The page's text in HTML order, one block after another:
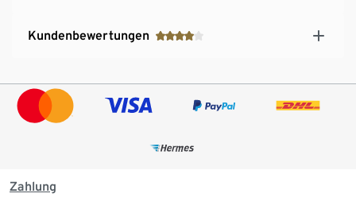
Kundenbewertungen
Zahlung